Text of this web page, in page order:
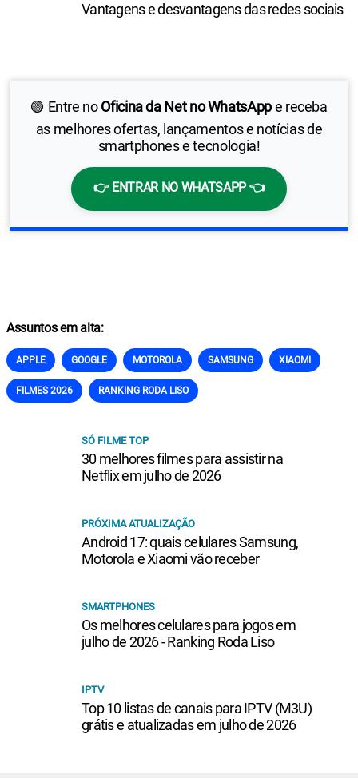
🟢 Entre noOficina da Net no WhatsAppe receba
as melhores ofertas, lançamentos e notícias de
smartphones e tecnologia!
👉 ENTRAR NO WHATSAPP 👈
Vantagens e desvantagens das redes sociais
Assuntos em alta:
APPLE GOOGLE MOTOROLA SAMSUNG XIAOMI
FILMES 2026 RANKING RODA LISO
SÓ FILME TOP
30 melhores filmes para assistir na
Netflix em julho de 2026
PRÓXIMA ATUALIZAÇÃO
Android 17: quais celulares Samsung,
Motorola e Xiaomi vão receber
SMARTPHONES
Os melhores celulares para jogos em
julho de 2026 - Ranking Roda Liso
IPTV
Top 10 listas de canais para IPTV (M3U)
grátis e atualizadas em julho de 2026